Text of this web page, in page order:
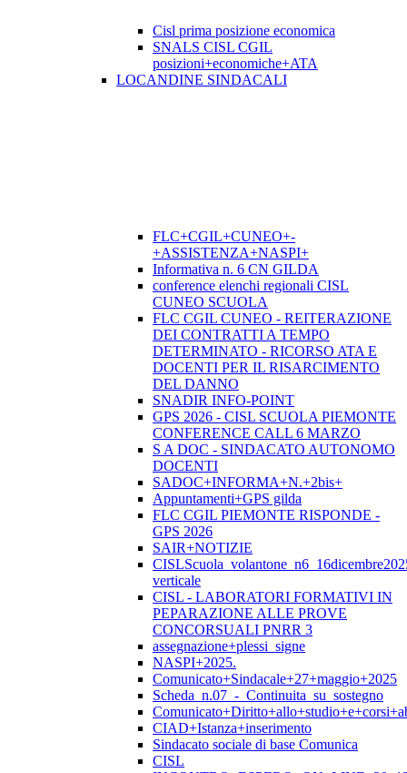
Cisl prima posizione economica
SNALS CISL CGIL
posizioni+economiche+ATA
LOCANDINE SINDACALI
FLC+CGIL+CUNEO+-
+ASSISTENZA+NASPI+
Informativa n. 6 CN GILDA
conference elenchi regionali CISL
CUNEO SCUOLA
FLC CGIL CUNEO - REITERAZIONE
DEI CONTRATTI A TEMPO
DETERMINATO - RICORSO ATA E
DOCENTI PER IL RISARCIMENTO
DEL DANNO
SNADIR INFO-POINT
GPS 2026 - CISL SCUOLA PIEMONTE
CONFERENCE CALL 6 MARZO
S A DOC - SINDACATO AUTONOMO
DOCENTI
SADOC+INFORMA+N.+2bis+
Appuntamenti+GPS gilda
FLC CGIL PIEMONTE RISPONDE -
GPS 2026
SAIR+NOTIZIE
verticale
CISL - LABORATORI FORMATIVI IN
PEPARAZIONE ALLE PROVE
CONCORSUALI PNRR 3
assegnazione+plessi_signe
NASPI+2025.
Comunicato+Sindacale+27+maggio+2025
Scheda_n.07_-_Continuita_su_sostegno
CIAD+Istanza+inserimento
Sindacato sociale di base Comunica
CISL